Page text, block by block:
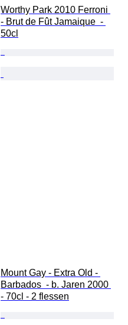
Worthy Park 2010 Ferroni
- Brut de Fût Jamaique  -
50cl
Mount Gay - Extra Old -
Barbados  - b. Jaren 2000
- 70cl - 2 flessen